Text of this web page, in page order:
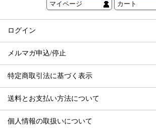
マイページ カート
ログイン
メルマガ申込/停止
特定商取引法に基づく表示
送料とお支払い方法について
個人情報の取扱いについて